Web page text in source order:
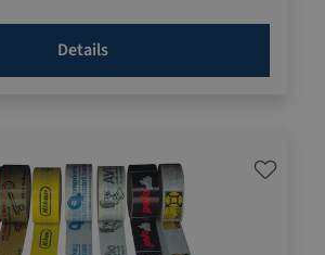
Details